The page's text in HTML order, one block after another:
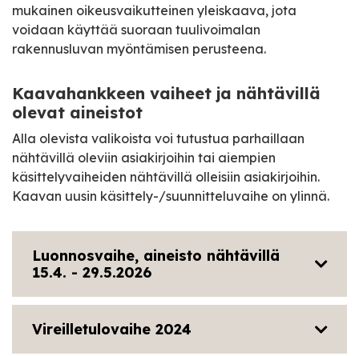
mukainen oikeusvaikutteinen yleiskaava, jota
voidaan käyttää suoraan tuulivoimalan
rakennusluvan myöntämisen perusteena.
Kaavahankkeen vaiheet ja nähtävillä
olevat aineistot
Alla olevista valikoista voi tutustua parhaillaan
nähtävillä oleviin asiakirjoihin tai aiempien
käsittelyvaiheiden nähtävillä olleisiin asiakirjoihin.
Kaavan uusin käsittely-/suunnitteluvaihe on ylinnä.
Luonnosvaihe, aineisto nähtävillä
15.4. - 29.5.2026
Vireilletulovaihe 2024